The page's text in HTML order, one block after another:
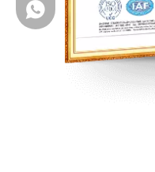
+86 15919182362